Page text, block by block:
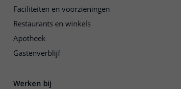
Faciliteiten en voorzieningen
Restaurants en winkels
Apotheek
Gastenverblijf
Werken bij